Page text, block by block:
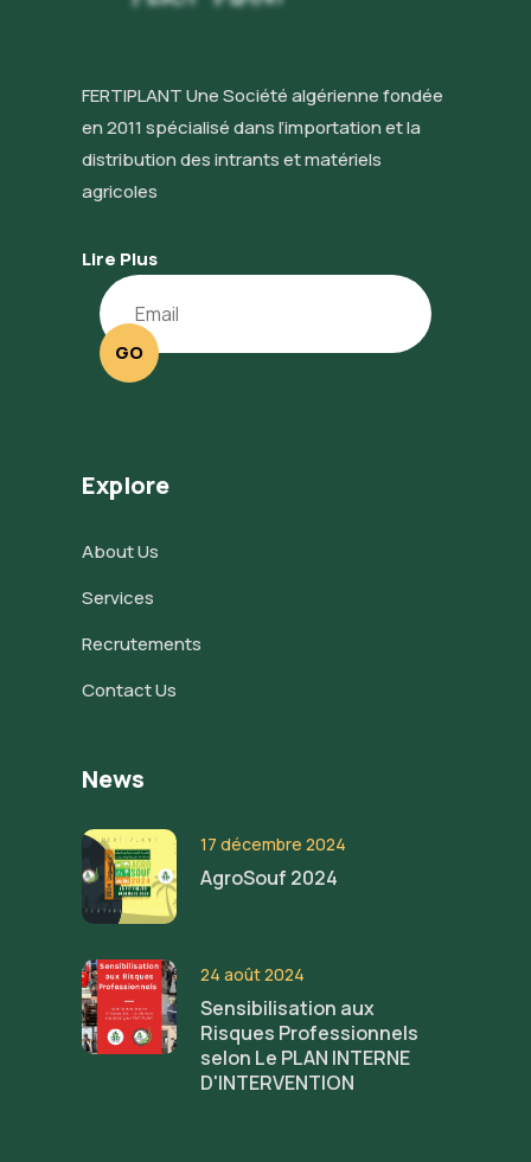
FERTIPLANT Une Société algérienne fondée
en 2011 spécialisé dans l’importation et la
distribution des intrants et matériels
agricoles
Lire Plus
GO
Explore
About Us
Services
Recrutements
Contact Us
News
17 décembre 2024
AgroSouf 2024
24 août 2024
Sensibilisation aux
Risques Professionnels
selon Le PLAN INTERNE
D'INTERVENTION